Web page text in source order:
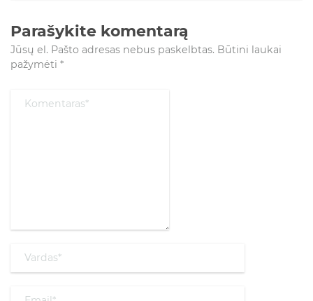
Parašykite komentarą
Jūsų el. Pašto adresas nebus paskelbtas. Būtini laukai
pažymėti *